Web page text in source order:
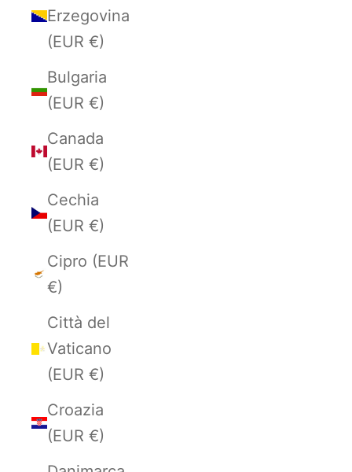
Erzegovina
(EUR €)
Bulgaria
(EUR €)
Canada
(EUR €)
Cechia
(EUR €)
Cipro (EUR
€)
Città del
Vaticano
(EUR €)
Croazia
(EUR €)